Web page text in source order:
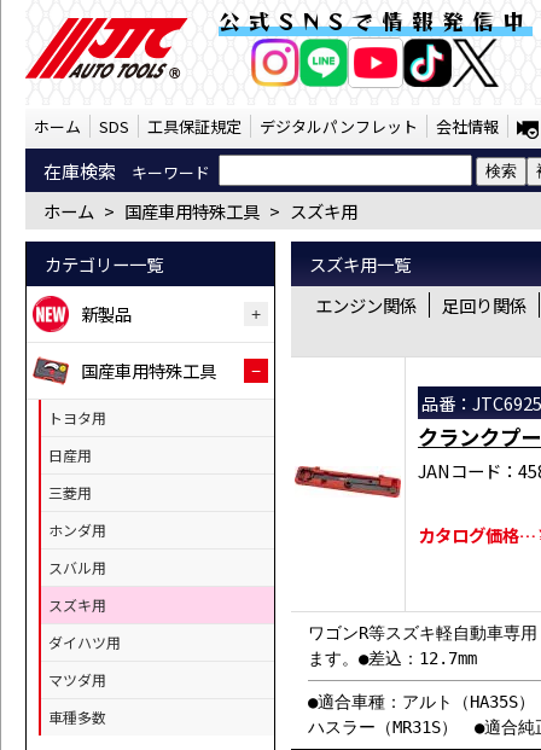
国産車用特殊工具 スズキ用 （
公式SNSで情報発信中
ホーム SDS 工具保証規定 デジタルパンフレット 会社情報
在庫検索 キーワード
ホーム > 国産車用特殊工具 > スズキ用
カテゴリー一覧
新製品
国産車用特殊工具
トヨタ用
日産用
三菱用
ホンダ用
スバル用
スズキ用
ダイハツ用
マツダ用
車種多数
スズキ用一覧
エンジン関係
足回り関係
品番：
クランクプ
JANコード：
カタログ価格
ワゴンR等スズキ軽自動車専
ます。●差込：12.7mm
●適合車種：アルト（HA35S）
ハスラー（MR31S） ●適合
AI商品コンシェルジ
オンライン